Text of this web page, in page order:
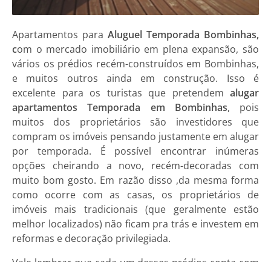
Apartamentos para Aluguel Temporada Bombinhas,
com o mercado imobiliário em plena expansão, são
vários os prédios recém-construídos em Bombinhas,
e muitos outros ainda em construção. Isso é
excelente para os turistas que pretendem alugar
apartamentos Temporada em Bombinhas, pois
muitos dos proprietários são investidores que
compram os imóveis pensando justamente em alugar
por temporada. É possível encontrar inúmeras
opções cheirando a novo, recém-decoradas com
muito bom gosto. Em razão disso ,da mesma forma
como ocorre com as casas, os proprietários de
imóveis mais tradicionais (que geralmente estão
melhor localizados) não ficam pra trás e investem em
reformas e decoração privilegiada.